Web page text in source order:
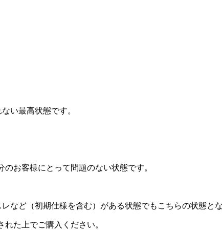
い最高状態です。
お客様にとって問題のない状態です。
など（初期仕様を含む）がある状態でもこちらの状態と
た上でご購入ください。